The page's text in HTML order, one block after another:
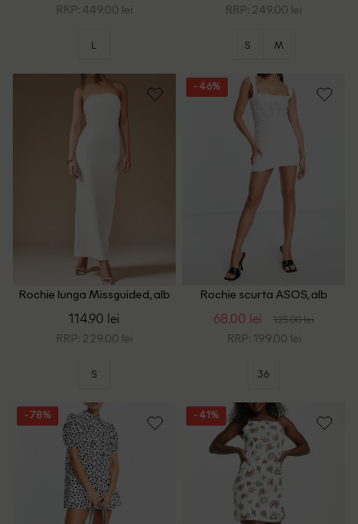
RRP: 449.00 lei
L
RRP: 249.00 lei
S M
Rochie lunga Missguided, alb
114.90 lei
RRP: 229.00 lei
S
- 46%
Rochie scurta ASOS, alb
68.00 lei 125.00 lei
RRP: 199.00 lei
36
- 78% - 41%